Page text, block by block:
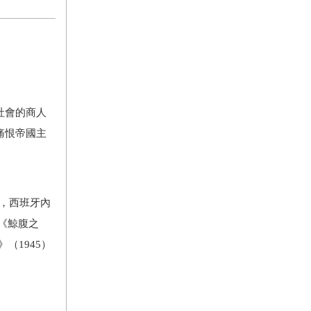
會的商人
恨帝國主
西班牙內
鯨腹之
（1945）